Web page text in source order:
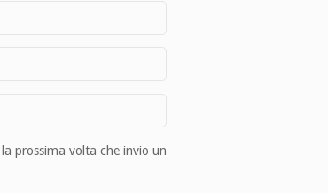
prossima volta che invio un